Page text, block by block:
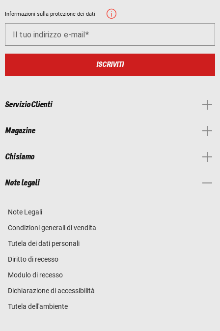
Informazioni sulla protezione dei dati
Il tuo indirizzo e-mail
ISCRIVITI
Servizio Clienti
Magazine
Chi siamo
Note legali
Note Legali
Condizioni generali di vendita
Tutela dei dati personali
Diritto di recesso
Modulo di recesso
Dichiarazione di accessibilità
Tutela dell'ambiente